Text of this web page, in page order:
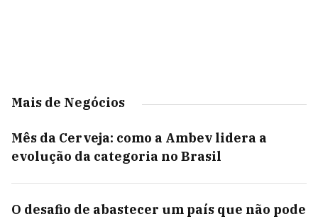
Mais de Negócios
Mês da Cerveja: como a Ambev lidera a
evolução da categoria no Brasil
O desafio de abastecer um país que não pode